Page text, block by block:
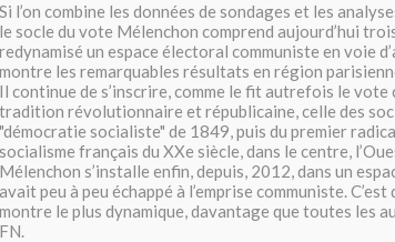
Si l’on combine les données de sondages et les
le socle du vote Mélenchon comprend aujourd’hui
redynamisé un espace électoral communiste en voie
montre les remarquables résultats en région
Il continue de s’inscrire, comme le fit autrefois le vote
tradition révolutionnaire et républicaine, celle des
"démocratie socialiste" de 1849, puis du premier
socialisme français du XXe siècle, dans le centre,
Mélenchon s’installe enfin, depuis, 2012, dans un
avait peu à peu échappé à l’emprise communiste.
montre le plus dynamique, davantage que toutes les
FN.